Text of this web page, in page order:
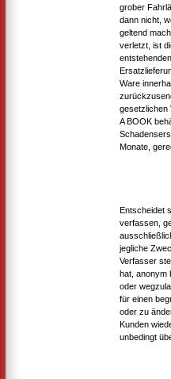
grober
dann nicht,
geltend
verletzt, ist
Ware
gesetzlichen
A BOOK
Monate,
Entscheidet
verfassen,
jegliche
Verfasser
hat, anonym
oder
für einen
oder zu
Kunden
unbedingt